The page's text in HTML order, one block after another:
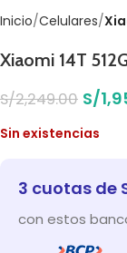
Inicio Celulares
Xiaomi 14T
S/2,249.00 S/
Sin existencias
3 cuotas de
con estos